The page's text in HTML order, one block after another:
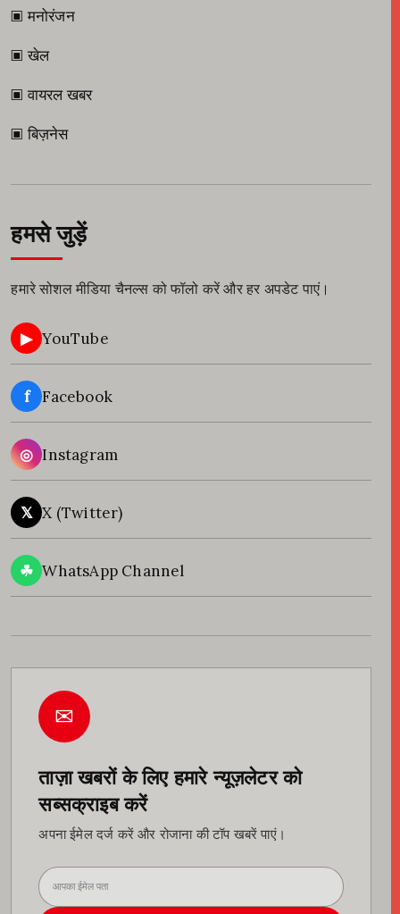
▣ मनोरंजन
▣ खेल
▣ वायरल खबर
▣ बिज़नेस
हमसे जुड़ें
हमारे सोशल मीडिया चैनल्स को फॉलो करें और हर अपडेट पाएं।
▶ YouTube
f Facebook
◎ Instagram
𝕏 X (Twitter)
☘ WhatsApp Channel
✉
ताज़ा खबरों के लिए हमारे न्यूज़लेटर को
सब्सक्राइब करें
अपना ईमेल दर्ज करें और रोजाना की टॉप खबरें पाएं।